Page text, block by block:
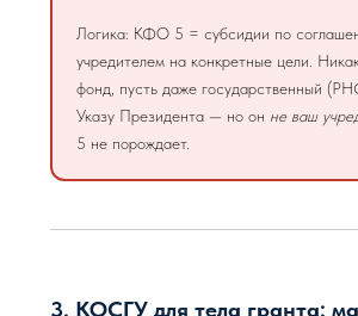
Логика: КФО 5 = субсидии по
учредителем на конкретные цели.
фонд, пусть даже государственный
Указу Президента — но он не ваш
5 не порождает.
3. КОСГУ для тела гранта: